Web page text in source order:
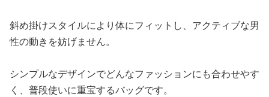
斜め掛けスタイルにより体にフィットし、アクティブな男
性の動きを妨げません。
シンプルなデザインでどんなファッションにも合わせやす
く、普段使いに重宝するバッグです。